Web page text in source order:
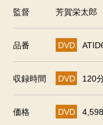
監督 芳賀栄太郎
品番 DVD
収録時間 DVD 120
価格 DVD